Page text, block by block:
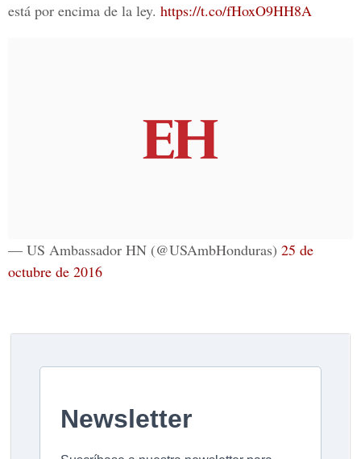
está por encima de la ley. https://t.co/fHoxO9HH8A
— US Ambassador HN (@USAmbHonduras) 25 de
octubre de 2016